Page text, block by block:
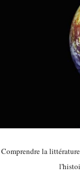
Comprendre la